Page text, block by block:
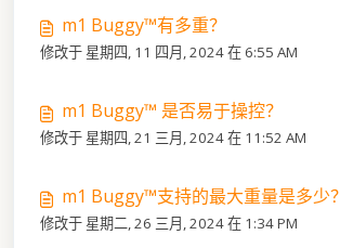
m1 Buggy™有多重？
修改于 星期四, 11 四月, 2024 在 6:55 AM
m1 Buggy™ 是否易于操控？
修改于 星期四, 21 三月, 2024 在 11:52 AM
m1 Buggy™支持的最大重量是多少？
修改于 星期二, 26 三月, 2024 在 1:34 PM